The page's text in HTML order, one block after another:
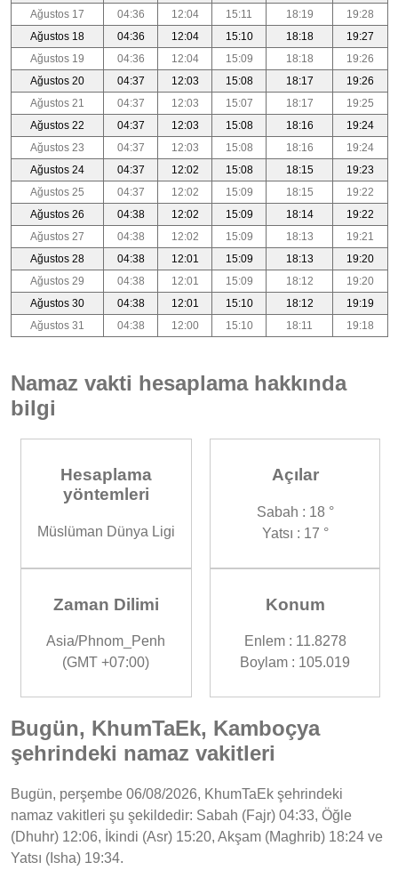
Ağustos 17
04:36 12:04 15:11 18:19
19:28
Ağustos 18
04:36 12:04 15:10 18:18
19:27
Ağustos 19
04:36 12:04 15:09 18:18
19:26
Ağustos 20
04:37 12:03 15:08 18:17
19:26
Ağustos 21
04:37 12:03 15:07 18:17
19:25
Ağustos 22
04:37 12:03 15:08 18:16
19:24
Ağustos 23
04:37 12:03 15:08 18:16
19:24
Ağustos 24
04:37 12:02 15:08 18:15
19:23
Ağustos 25
04:37 12:02 15:09 18:15
19:22
Ağustos 26
04:38 12:02 15:09 18:14
19:22
Ağustos 27
04:38 12:02 15:09 18:13
19:21
Ağustos 28
04:38 12:01 15:09 18:13
19:20
Ağustos 29
04:38 12:01 15:09 18:12
19:20
Ağustos 30
04:38 12:01 15:10 18:12
19:19
Ağustos 31
04:38 12:00 15:10 18:11 19:18
Namaz vakti hesaplama hakkında
bilgi
Hesaplama
yöntemleri
Müslüman Dünya Ligi
Açılar
Sabah : 18 °
Yatsı : 17 °
Zaman Dilimi
Asia/Phnom_Penh
(GMT +07:00)
Konum
Enlem : 11.8278
Boylam : 105.019
Bugün, KhumTaEk, Kamboçya
şehrindeki namaz vakitleri
Bugün, perşembe 06/08/2026, KhumTaEk şehrindeki
namaz vakitleri şu şekildedir: Sabah (Fajr) 04:33, Öğle
(Dhuhr) 12:06, İkindi (Asr) 15:20, Akşam (Maghrib) 18:24 ve
Yatsı (Isha) 19:34.